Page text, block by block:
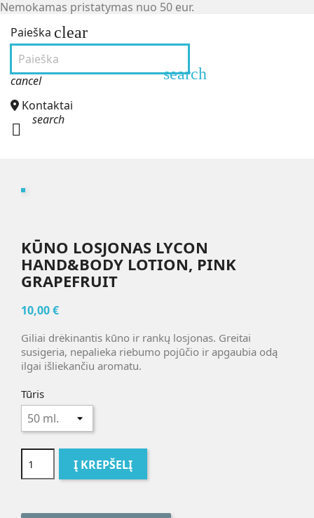
Nemokamas pristatymas nuo 50 eur.
Paieška clear
search
cancel
Kontaktai

search
KŪNO LOSJONAS LYCON
HAND&BODY LOTION, PINK
GRAPEFRUIT
10,00 €
Giliai drėkinantis kūno ir rankų losjonas. Greitai
susigeria, nepalieka riebumo pojūčio ir apgaubia odą
ilgai išliekančiu aromatu.
Tūris
Į KREPŠELĮ